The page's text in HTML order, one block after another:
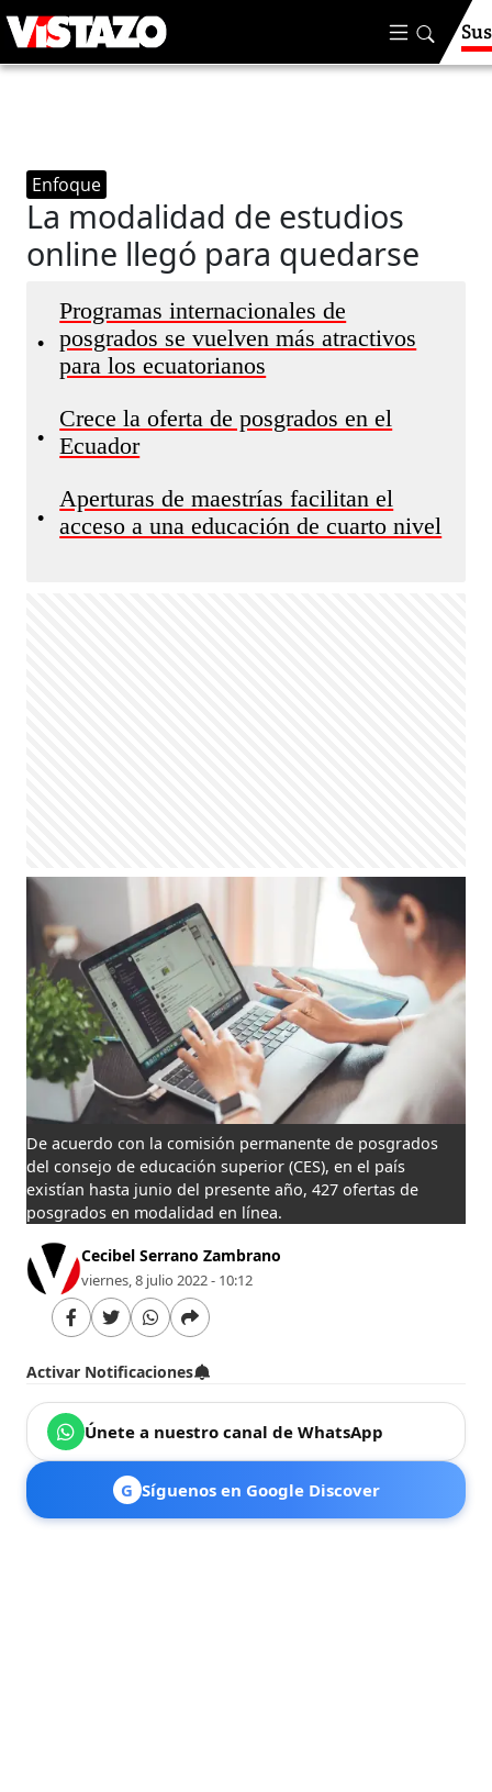
Enfoque
La modalidad de estudios
online llegó para quedarse
•
Programas internacionales de
posgrados se vuelven más atractivos
para los ecuatorianos
•
Crece la oferta de posgrados en el
Ecuador
•
Aperturas de maestrías facilitan el
acceso a una educación de cuarto nivel
De acuerdo con la comisión permanente de posgrados
del consejo de educación superior (CES), en el país
existían hasta junio del presente año, 427 ofertas de
posgrados en modalidad en línea.
Cecibel Serrano Zambrano
viernes, 8 julio 2022 - 10:12
Activar Notificaciones
Únete a nuestro canal de WhatsApp
G Síguenos en Google Discover